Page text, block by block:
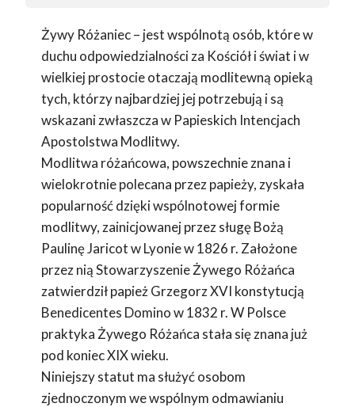
Żywy Różaniec – jest wspólnotą osób, które w
duchu odpowiedzialności za Kościół i świat i w
wielkiej prostocie otaczają modlitewną opieką
tych, którzy najbardziej jej potrzebują i są
wskazani zwłaszcza w Papieskich Intencjach
Apostolstwa Modlitwy.
Modlitwa różańcowa, powszechnie znana i
wielokrotnie polecana przez papieży, zyskała
popularność dzięki wspólnotowej formie
modlitwy, zainicjowanej przez sługę Bożą
Paulinę Jaricot w Lyonie w 1826 r. Założone
przez nią Stowarzyszenie Żywego Różańca
zatwierdził papież Grzegorz XVI konstytucją
Benedicentes Domino w 1832 r. W Polsce
praktyka Żywego Różańca stała się znana już
pod koniec XIX wieku.
Niniejszy statut ma służyć osobom
zjednoczonym we wspólnym odmawianiu